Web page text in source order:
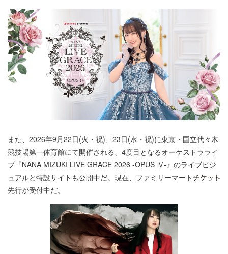
また、2026年9月22日(火・祝)、23日(水・祝)に東京・国立代々木
競技場第一体育館にて開催される、4度目となるオーケストラライ
ブ『NANA MIZUKI LIVE GRACE 2026 -OPUS Ⅳ-』のライブビジ
ュアルと特設サイトも公開中だ。現在、ファミリーマート
先行が受付中だ。